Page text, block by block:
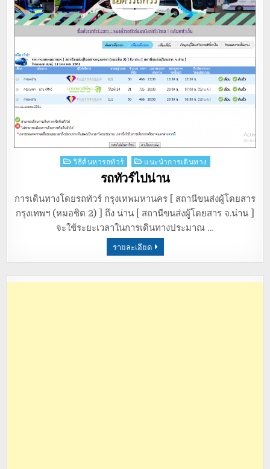
Posted
วิธีค้นหารถทัวร์ แนะนำการเดินทาง
รถทัวร์ไปน่าน
การเดินทางโดยรถทัวร์ กรุงเทพมหานคร [ สถานีขนส่งผู้โดยสาร
กรุงเทพฯ (หมอชิต 2) ] ถึง น่าน [ สถานีขนส่งผู้โดยสาร จ.น่าน ]
จะใช้ระยะเวลาในการเดินทางประมาณ …
รายละเอียด